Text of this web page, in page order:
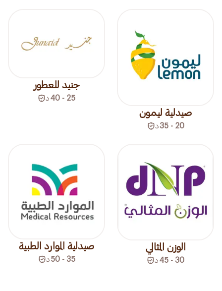
صيدلية ليمون
20 - 35 د
جنيد للعطور
25 - 40 د
الوزن المثالي
30 - 45 د
صيدلية الموارد الطبية
35 - 50 د